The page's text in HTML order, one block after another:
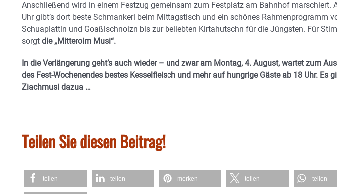
Anschließend wird in einem Festzug gemeinsam zum Festplatz am Bahnhof marschiert.
Uhr gibt’s dort beste Schmankerl beim Mittagstisch und ein schönes Rahmenprogramm
Schuaplattln und Goaßlschnoizn bis zur beliebten Kirtahutschn für die Jüngsten. Für
sorgt die „Mitteroim Musi“.
In die Verlängerung geht’s auch wieder – und zwar am Montag, 4. August, wartet zum
des Fest-Wochenendes bestes Kesselfleisch und mehr auf hungrige Gäste ab 18 Uhr. Es
Ziachmusi dazua …
Teilen Sie diesen Beitrag!
teilen teilen merken teilen teilen